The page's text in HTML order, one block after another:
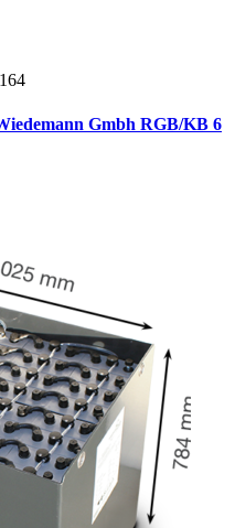
164
Gmbh RGB/KB 6